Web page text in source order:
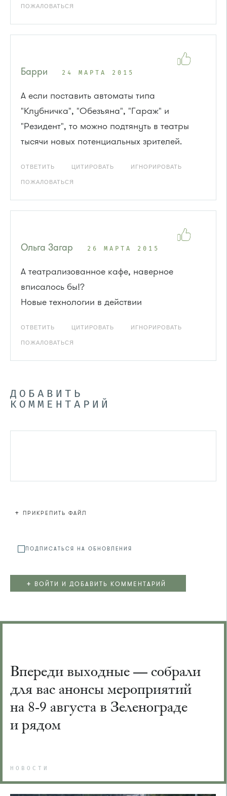
ПОЖАЛОВАТЬСЯ
Барри 24 МАРТА 2015
А если поставить автоматы типа
"Клубничка", "Обезъяна", "Гараж" и
"Резидент", то можно подтянуть в театры
тысячи новых потенциальных зрителей.
ОТВЕТИТЬ ЦИТИРОВАТЬ ИГНОРИРОВАТЬ
ПОЖАЛОВАТЬСЯ
Ольга Загар 26 МАРТА 2015
А театрализованное кафе, наверное
вписалось бы!?
Новые технологии в действии
ОТВЕТИТЬ ЦИТИРОВАТЬ ИГНОРИРОВАТЬ
ПОЖАЛОВАТЬСЯ
ДОБАВИТЬ
КОММЕНТАРИЙ
+ ПРИКРЕПИТЬ ФАЙЛ
ПОДПИСАТЬСЯ НА ОБНОВЛЕНИЯ
+ ВОЙТИ И ДОБАВИТЬ КОММЕНТАРИЙ
Впереди выходные — собрали
для вас анонсы мероприятий
на 8-9 августа в Зеленограде
и рядом
НОВОСТИ